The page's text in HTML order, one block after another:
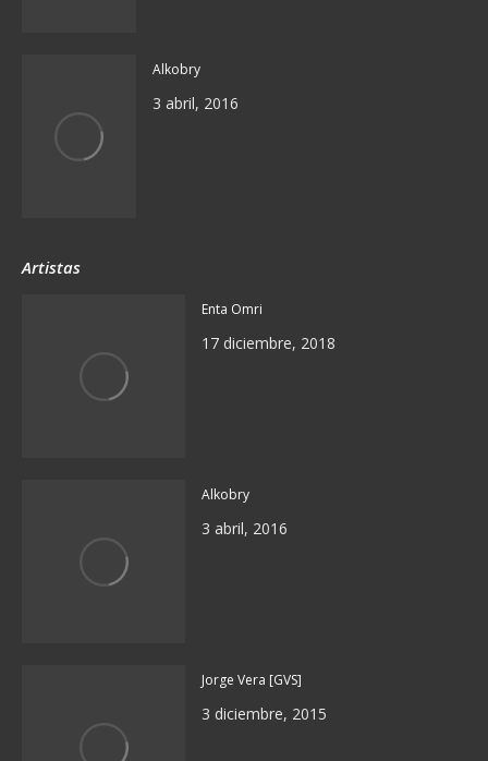
Alkobry
3 abril, 2016
Artistas
Enta Omri
17 diciembre, 2018
Alkobry
3 abril, 2016
Jorge Vera [GVS]
3 diciembre, 2015